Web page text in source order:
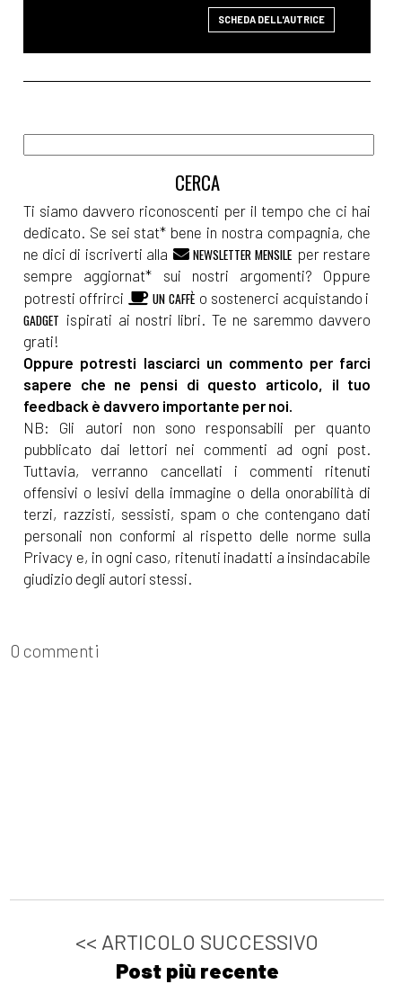
SCHEDA DELL'AUTRICE
Ti siamo davvero riconoscenti per il tempo che ci hai
dedicato. Se sei stat* bene in nostra compagnia, che
ne dici di iscriverti alla
NEWSLETTER MENSILE per restare
sempre aggiornat* sui nostri argomenti? Oppure
potresti offrirci
UN CAFFÈ o sostenerci acquistando i
GADGET ispirati ai nostri libri. Te ne saremmo davvero
grati!
Oppure potresti lasciarci un commento per farci
sapere che ne pensi di questo articolo, il tuo
feedback è davvero importante per noi.
NB: Gli autori non sono responsabili per quanto
pubblicato dai lettori nei commenti ad ogni post.
Tuttavia, verranno cancellati i commenti ritenuti
offensivi o lesivi della immagine o della onorabilità di
terzi, razzisti, sessisti, spam o che contengano dati
personali non conformi al rispetto delle norme sulla
Privacy e, in ogni caso, ritenuti inadatti a insindacabile
giudizio degli autori stessi.
0 commenti
<< ARTICOLO SUCCESSIVO
Post più recente